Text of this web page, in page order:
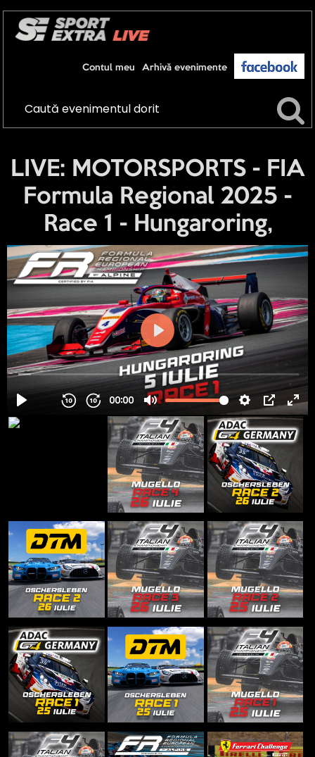
Arhivă evenimente
Contul meu
LIVE: MOTORSPORTS - FIA
Formula Regional 2025 -
Race 1 - Hungaroring,